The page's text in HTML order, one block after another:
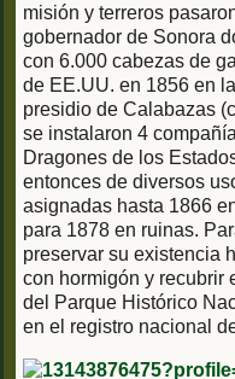
misión y terreros
gobernador de Sonora
con 6.000 cabezas de
de EE.UU. en 1856 en
presidio de Calabazas
se instalaron 4
Dragones de los
entonces de diversos
asignadas hasta 1866
para 1878 en ruinas.
preservar su existencia
con hormigón y recubrir
del Parque Histórico
en el registro nacional